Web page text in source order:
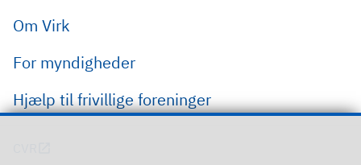
Om Virk
For myndigheder
Hjælp til frivillige foreninger